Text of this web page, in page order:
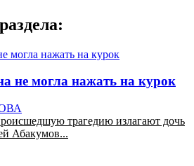
не могла нажать на курок
трагедию излагают дочь
Абакумов...